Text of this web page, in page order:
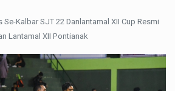
Kalbar SJT 22 Danlantamal XII Cup Resmi
Lantamal XII Pontianak